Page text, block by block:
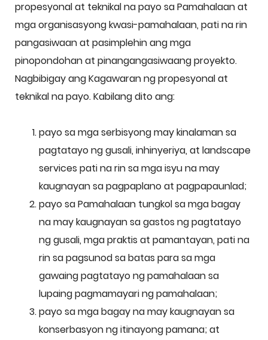
propesyonal at teknikal na payo sa Pamahalaan at
mga organisasyong kwasi-pamahalaan, pati na rin
pangasiwaan at pasimplehin ang mga
pinopondohan at pinangangasiwaang proyekto.
Nagbibigay ang Kagawaran ng propesyonal at
teknikal na payo. Kabilang dito ang:
payo sa mga serbisyong may kinalaman sa
pagtatayo ng gusali, inhinyeriya, at landscape
services pati na rin sa mga isyu na may
kaugnayan sa pagpaplano at pagpapaunlad;
payo sa Pamahalaan tungkol sa mga bagay
na may kaugnayan sa gastos ng pagtatayo
ng gusali, mga praktis at pamantayan, pati na
rin sa pagsunod sa batas para sa mga
gawaing pagtatayo ng pamahalaan sa
lupaing pagmamayari ng pamahalaan;
payo sa mga bagay na may kaugnayan sa
konserbasyon ng itinayong pamana; at